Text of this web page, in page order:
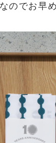
のでお早